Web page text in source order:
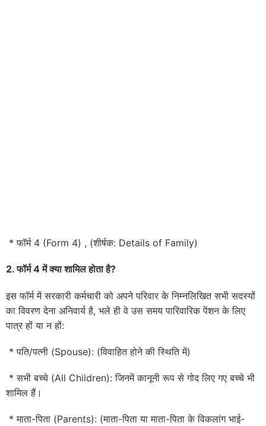
* फॉर्म 4 (Form 4) , (शीर्षक: Details of Family)
2. फॉर्म 4 में क्या शामिल होता है?
इस फॉर्म में सरकारी कर्मचारी को अपने परिवार के निम्नलिखित सभी सदस्यों
का विवरण देना अनिवार्य है, भले ही वे उस समय पारिवारिक पेंशन के लिए
पात्र हों या न हों:
* पति/पत्नी (Spouse): (विवाहित होने की स्थिति में)
* सभी बच्चे (All Children): जिनमें कानूनी रूप से गोद लिए गए बच्चे भी
शामिल हैं।
* माता-पिता (Parents): (माता-पिता या माता-पिता के विकलांग भाई-